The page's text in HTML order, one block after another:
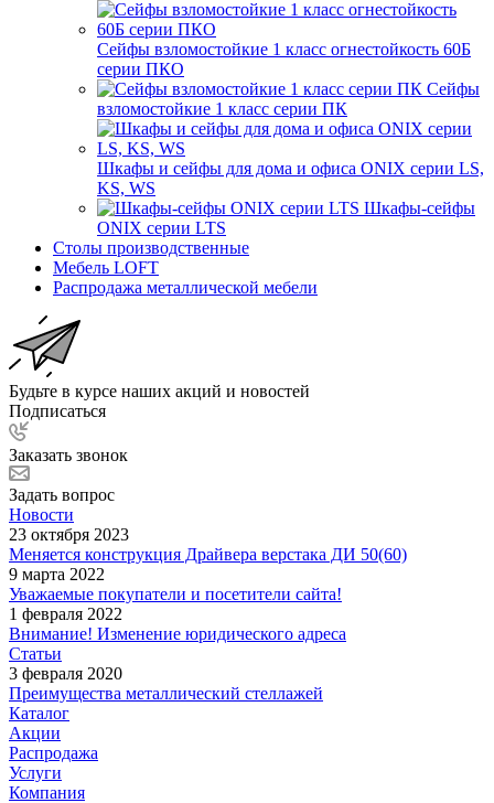
Сейфы взломостойкие 1 класс огнестойкость 60Б
серии ПКО
Сейфы
взломостойкие 1 класс серии ПК
Шкафы и сейфы для дома и офиса ONIX серии LS,
KS, WS
Шкафы-сейфы
ONIX серии LTS
Столы производственные
Мебель LOFT
Распродажа металлической мебели
Будьте в курсе наших акций и новостей
Подписаться
Заказать звонок
Задать вопрос
Новости
23 октября 2023
Меняется конструкция Драйвера верстака ДИ 50(60)
9 марта 2022
Уважаемые покупатели и посетители сайта!
1 февраля 2022
Внимание! Изменение юридического адреса
Статьи
3 февраля 2020
Преимущества металлический стеллажей
Каталог
Акции
Распродажа
Услуги
Компания